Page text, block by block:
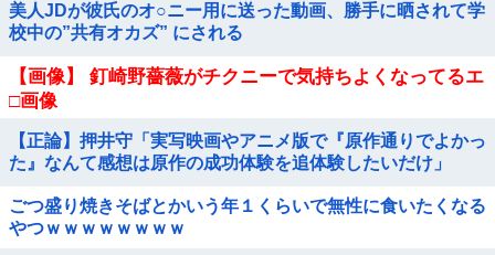
美人JDが彼氏のオ○ニー用に送った動画、勝手に晒されて学
校中の”共有オカズ” にされる
【画像】 釘崎野薔薇がチクニーで気持ちよくなってるエ
□画像
【正論】押井守「実写映画やアニメ版で『原作通りでよかっ
た』なんて感想は原作の成功体験を追体験したいだけ」
ごつ盛り焼きそばとかいう年１くらいで無性に食いたくなる
やつｗｗｗｗｗｗｗｗ